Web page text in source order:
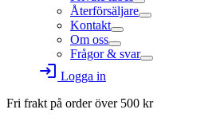
Återförsäljare
Kontakt
Om oss
Frågor & svar
login Logga in
Fri frakt på order över 500 kr